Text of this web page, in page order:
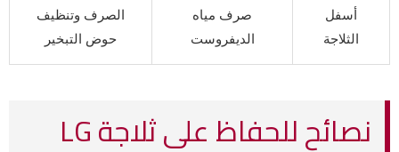
أسفل
الثلاجة
صرف مياه
الديفروست
الصرف وتنظيف
حوض التبخير
نصائح للحفاظ على ثلاجة LG